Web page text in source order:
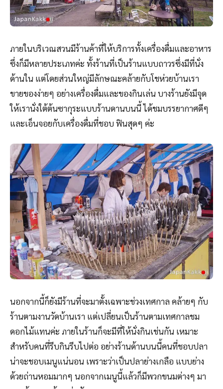
ภายในบริเวณสวนมีร้านค้าที่ให้บริการทั้งเครื่องดื่มและอาหาร
ซึ่งก็มีหลายประเภทค่ะ ทั้งร้านที่เป็นร้านแบบถาวรซึ่งมีที่นั่ง
ด้านใน แต่โดยส่วนใหญ่มีลักษณะคล้ายกับโชห่วยบ้านเรา
ขายของง่ายๆ อย่างเครื่องดื่มและของกินเล่น บางร้านยังมีจุด
ให้เรานั่งใต้ต้นซากุระแบบร้านดานบนนี้ ได้ชมบรรยากาศดีๆ
และเอ็นจอยกับเครื่องดื่มที่ชอบ ฟินสุดๆ ค่ะ
นอกจากนี้ก็ยังมีร้านที่จะมาตั้งเฉพาะช่วงเทศกาล คล้ายๆ กับ
ร้านตามงานวัดบ้านเรา แต่เปลี่ยนเป็นร้านตามเทศกาลชม
ดอกไม้แทนค่ะ ภายในร้านก็จะมีที่ให้นั่งกินเช่นกัน เหมาะ
สำหรับคนที่รีบกินรีบไปต่อ อย่างร้านด้านบนนี้คนที่ชอบปลา
น่าจะชอบเมนูแน่นอน เพราะว่าเป็นปลาย่างเกลือ แบบย่าง
ด้วยถ่านหอมมากๆ นอกจากเมนูนี้แล้วก็มีพวกขนมต่างๆ มา